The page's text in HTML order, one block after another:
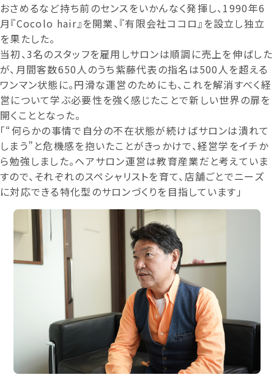
おさめるなど持ち前のセンスをいかんなく発揮し、1990年6
月『Cocolo hair』を開業、『有限会社ココロ』を設立し独立
を果たした。
当初、3名のスタッフを雇用しサロンは順調に売上を伸ばした
が、月間客数650人のうち紫藤代表の指名は500人を超える
ワンマン状態に。円滑な運営のためにも、これを解消すべく経
営について学ぶ必要性を強く感じたことで新しい世界の扉を
開くこととなった。
「“何らかの事情で自分の不在状態が続けばサロンは潰れて
しまう”と危機感を抱いたことがきっかけで、経営学をイチか
ら勉強しました。ヘアサロン運営は教育産業だと考えていま
すので、それぞれのスペシャリストを育て、店舗ごとでニーズ
に対応できる特化型のサロンづくりを目指しています」